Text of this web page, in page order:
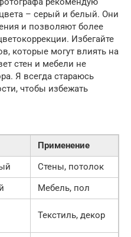
– серый и белый. Они
и позволяют более
Избегайте
которые могут влиять на
стен и мебели не
Я всегда стараюсь
чтобы избежать
Применение
Стены, потолок
Мебель, пол
Текстиль, декор